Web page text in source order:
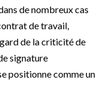
de nombreux cas
de travail,
de la criticité de
signature
positionne comme un